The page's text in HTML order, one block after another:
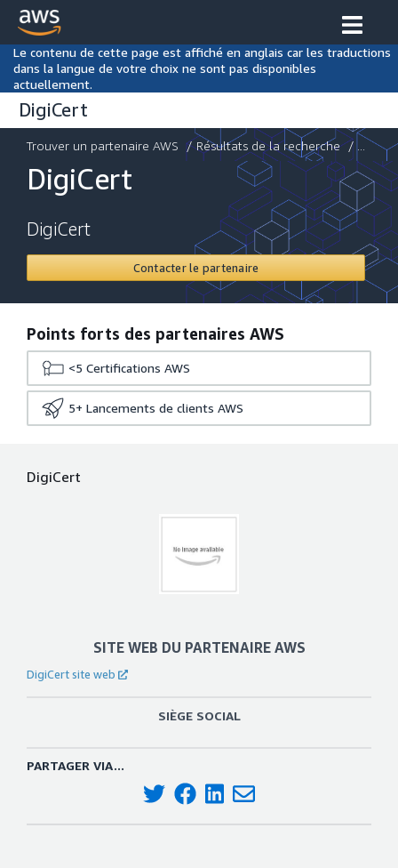
Le contenu de cette page est affiché en anglais car les traductions
dans la langue de votre choix ne sont pas disponibles
actuellement.
DigiCert
Trouver un partenaire AWS / Résultats de la recherche / ...
DigiCert
DigiCert
Contacter le partenaire
Points forts des partenaires AWS
<5 Certifications AWS
5+ Lancements de clients AWS
DigiCert
SITE WEB DU PARTENAIRE AWS
DigiCert site web
SIÈGE SOCIAL
PARTAGER VIA...